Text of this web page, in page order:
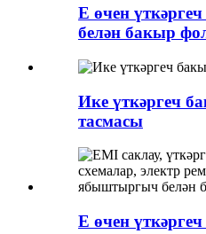
E өчен
белән бакыр
Ике үткәргеч
тасмасы
E өчен